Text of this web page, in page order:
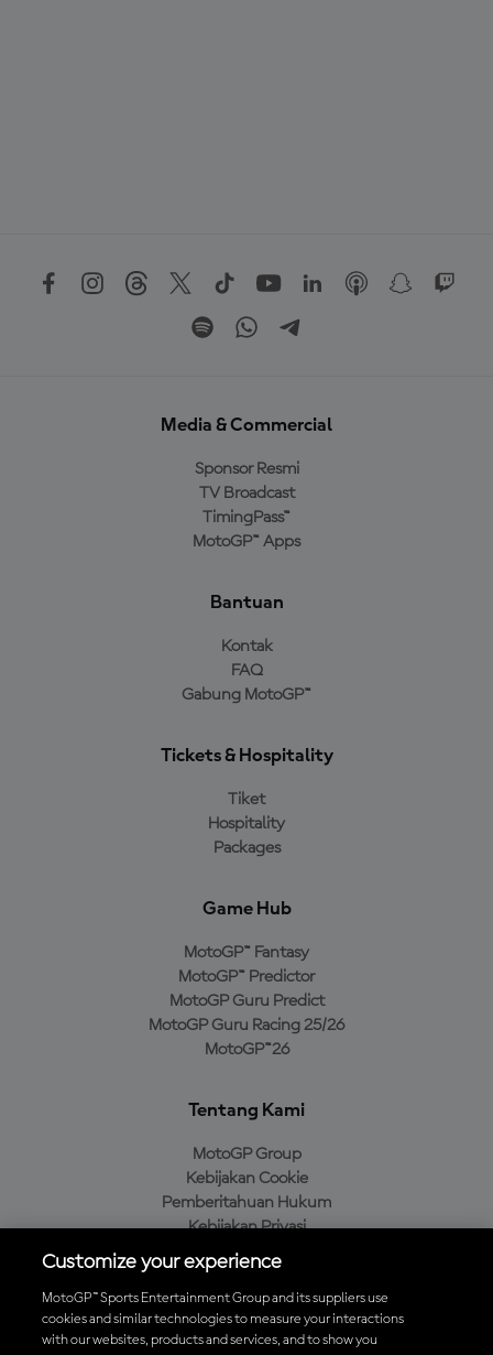
Media & Commercial
Sponsor Resmi
TV Broadcast
TimingPass™
MotoGP™ Apps
Bantuan
Kontak
FAQ
Gabung MotoGP™
Tickets & Hospitality
Tiket
Hospitality
Packages
Game Hub
MotoGP™ Fantasy
MotoGP™ Predictor
MotoGP Guru Predict
MotoGP Guru Racing 25/26
MotoGP™26
Tentang Kami
MotoGP Group
Kebijakan Cookie
Pemberitahuan Hukum
Kebijakan Privasi
Kebijakan Pembelian
Unduh Aplikasi Resmi MotoGP™
Customize your experience
MotoGP™ Sports Entertainment Group and its suppliers use
cookies and similar technologies to measure your interactions
with our websites, products and services, and to show you